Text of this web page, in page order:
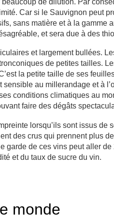
Car si le Sauvignon peut
sans matière et à la gamme
et sera due à des
et largement bullées.
de petites tailles.
la petite taille de ses
au millerandage et à
conditions climatiques au
faire des dégâts
lorsqu’ils sont issus de
des crus qui prennent plus
garde de ces vins peut aller
et du taux de sucre du vin.
monde